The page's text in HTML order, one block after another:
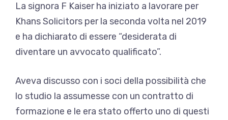
La signora F Kaiser ha iniziato a lavorare per
Khans Solicitors per la seconda volta nel 2019
e ha dichiarato di essere “desiderata di
diventare un avvocato qualificato”.
Aveva discusso con i soci della possibilità che
lo studio la assumesse con un contratto di
formazione e le era stato offerto uno di questi